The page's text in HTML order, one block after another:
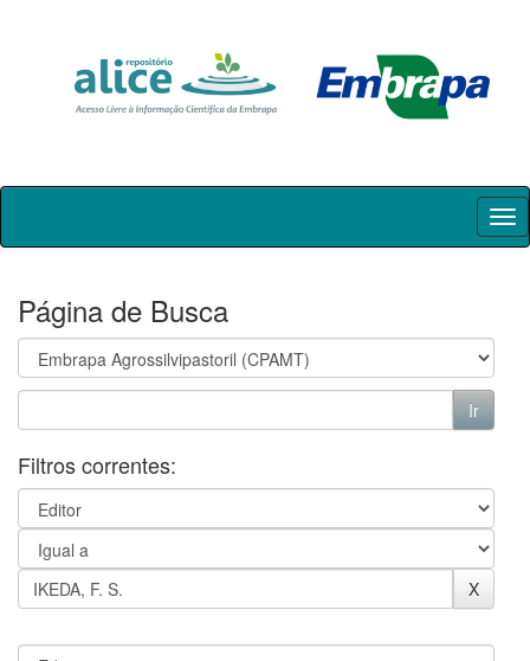
Skip
Página de Busca
Filtros correntes: